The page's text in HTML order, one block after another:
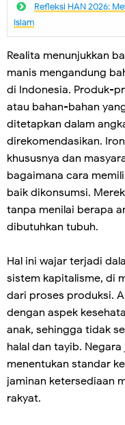
Refleksi HAN 2026:
Islam
Realita menunjukkan
manis mengandung
di Indonesia. Produk-
atau bahan-bahan
ditetapkan dalam
direkomendasikan.
khususnya dan
bagaimana cara
baik dikonsumsi.
tanpa menilai berapa
dibutuhkan tubuh.
Hal ini wajar terjadi
sistem kapitalisme, di
dari proses produksi.
dengan aspek
anak, sehingga tidak
halal dan tayib.
menentukan standar
jaminan ketersediaan
rakyat.